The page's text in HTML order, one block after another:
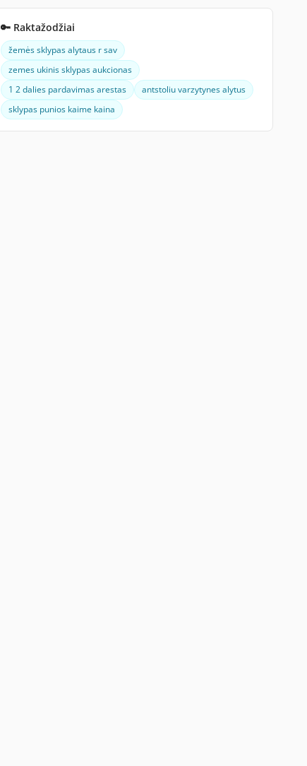
🔑 Raktažodžiai
žemės sklypas alytaus r sav
zemes ukinis sklypas aukcionas
1 2 dalies pardavimas arestas
antstoliu varzytynes alytus
sklypas punios kaime kaina